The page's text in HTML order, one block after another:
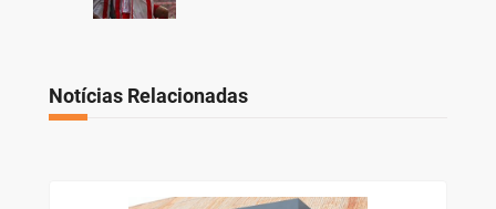
Notícias Relacionadas